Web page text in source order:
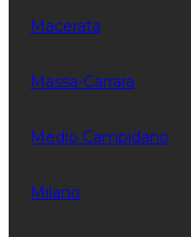
Macerata
Massa-Carrara
Medio Campidano
Milano